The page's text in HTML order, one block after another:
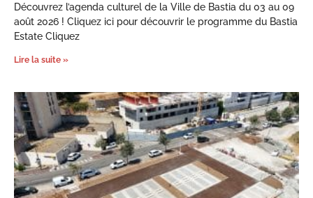
Découvrez l’agenda culturel de la Ville de Bastia du 03 au 09
août 2026 ! Cliquez ici pour découvrir le programme du Bastia
Estate Cliquez
Lire la suite »